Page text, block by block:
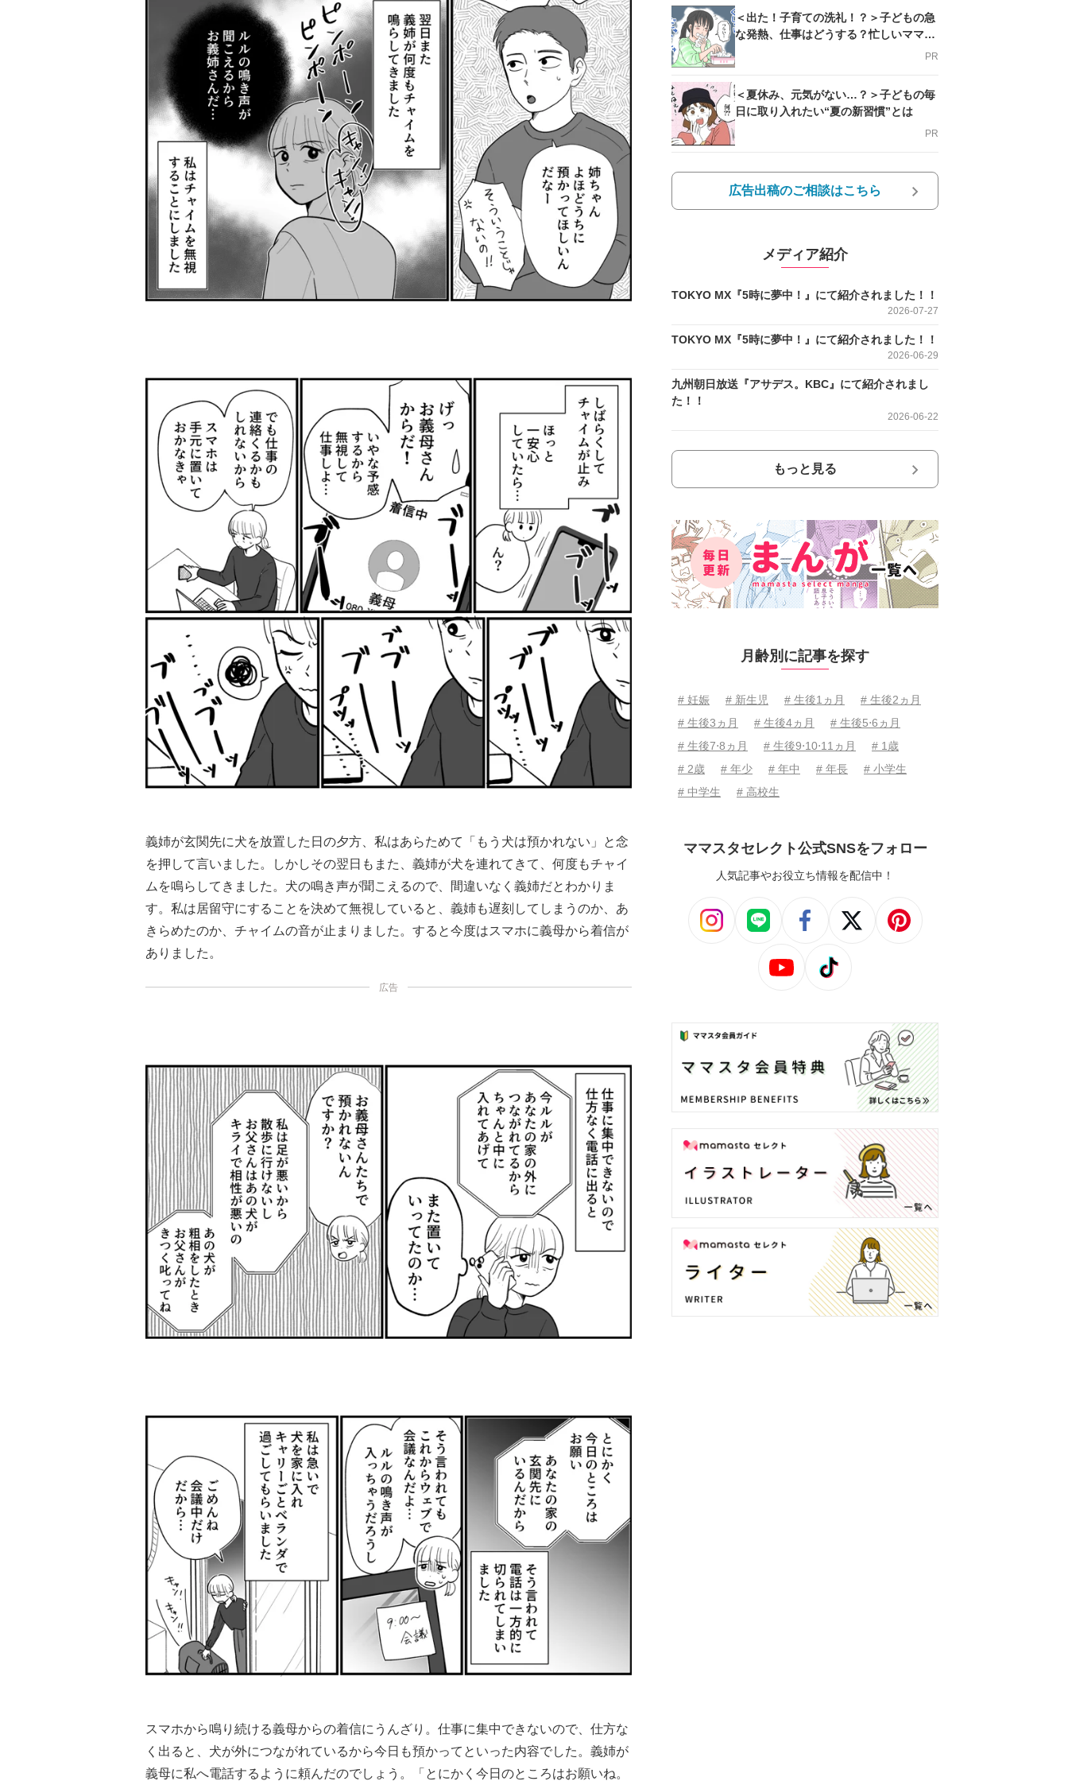
義姉が玄関先に犬を放置した日の夕方、私はあらためて「もう犬は預かれない」と念
を押して言いました。しかしその翌日もまた、義姉が犬を連れてきて、何度もチャイ
ムを鳴らしてきました。犬の鳴き声が聞こえるので、間違いなく義姉だとわかりま
す。私は居留守にすることを決めて無視していると、義姉も遅刻してしまうのか、あ
きらめたのか、チャイムの音が止まりました。すると今度はスマホに義母から着信が
ありました。
広告
スマホから鳴り続ける義母からの着信にうんざり。仕事に集中できないので、仕方な
く出ると、犬が外につながれているから今日も預かってといった内容でした。義姉が
義母に私へ電話するように頼んだのでしょう。「とにかく今日のところはお願いね。
＜出た！子育ての洗礼！？＞子どもの急
な発熱、仕事はどうする？忙しいママを
PR
＜夏休み、元気がない…？＞子どもの毎
日に取り入れたい“夏の新習慣”とは
PR
広告出稿のご相談はこちら
メディア紹介
TOKYO MX『5時に夢中！』にて紹介されました！！
2026-07-27
TOKYO MX『5時に夢中！』にて紹介されました！！
2026-06-29
九州朝日放送『アサデス。KBC』にて紹介されまし
た！！
2026-06-22
もっと見る
月齢別に記事を探す
# 妊娠 # 新生児 # 生後1ヵ月
# 生後2ヵ月
# 生後3ヵ月
# 生後4ヵ月
# 生後5⋅6ヵ月
# 生後7⋅8ヵ月
# 生後9⋅10⋅11ヵ月
# 1歳
# 2歳
# 年少 # 年中 # 年長
# 小学生
# 中学生
# 高校生
ママスタセレクト公式SNSをフォロー
人気記事やお役立ち情報を配信中！